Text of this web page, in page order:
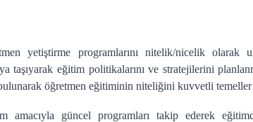
yetiştirme programlarını nitelik/nicelik olarak
taşıyarak eğitim politikalarını ve stratejilerini
öğretmen eğitiminin niteliğini kuvvetli temeller
amacıyla güncel programları takip ederek